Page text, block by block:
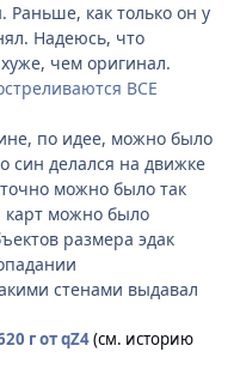
как только он у
Надеюсь, что
чем оригинал.
ВСЕ
по идее, можно было
син делался на движке
можно было так
карт можно было
размера эдак
стенами выдавал
20 гот qZ4(см. историю